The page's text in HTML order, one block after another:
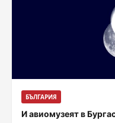
БЪЛГАРИЯ
И авиомузеят в